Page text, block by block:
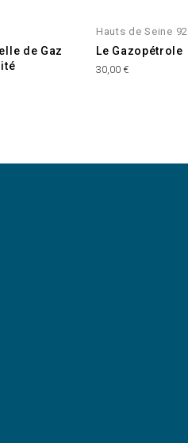
de Gaz
Hauts de Seine 92
Le Gazopétrole
30,00 €